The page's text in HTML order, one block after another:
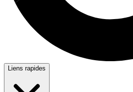
Liens rapides